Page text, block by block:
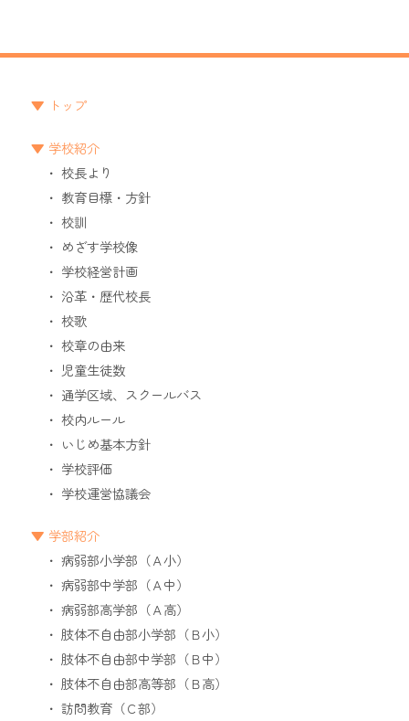
トップ
学校紹介
校長より
教育目標・方針
校訓
めざす学校像
学校経営計画
沿革・歴代校長
校歌
校章の由来
児童生徒数
通学区域、スクールバス
校内ルール
いじめ基本方針
学校評価
学校運営協議会
学部紹介
病弱部小学部（Ａ小）
病弱部中学部（Ａ中）
病弱部高学部（Ａ高）
肢体不自由部小学部（Ｂ小）
肢体不自由部中学部（Ｂ中）
肢体不自由部高等部（Ｂ高）
訪問教育（Ｃ部）